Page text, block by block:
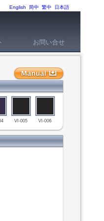
English 简中 繁中 日本語
お問い合せ
VI-005 VI-006